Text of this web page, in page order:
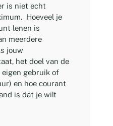
is niet echt
Hoeveel je
lenen is
meerdere
jouw
het doel van de
eigen gebruik of
en hoe courant
is dat je wilt